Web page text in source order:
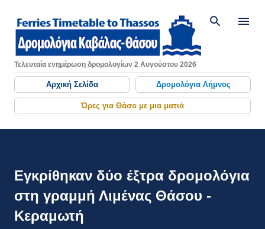
Μετάβαση στο κύριο περιεχόμενο
Τελευταία ενημέρωση δρομολογίων 2 Αυγούστου 2026
Αρχική Σελίδα Δρομολόγια Λήμνος
Ώρες για Θάσο με μια ματιά
Εγκρίθηκαν δύο έξτρα δρομολόγια
στη γραμμή Λιμένας Θάσου -
Κεραμωτή